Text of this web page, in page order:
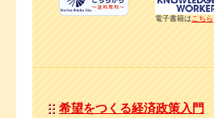
電子書籍はこちら
希望をつくる経済政策入門